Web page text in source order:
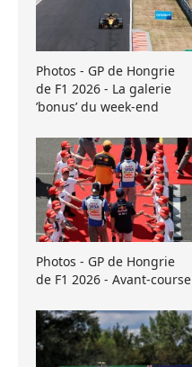
Photos - GP de Hongrie
de F1 2026 - La galerie
’bonus’ du week-end
Photos - GP de Hongrie
de F1 2026 - Avant-course